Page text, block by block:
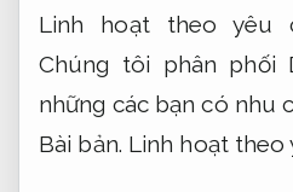
Linh hoạt theo yêu
Chúng tôi phân phối
những các bạn có nhu
Bài bản. Linh hoạt theo